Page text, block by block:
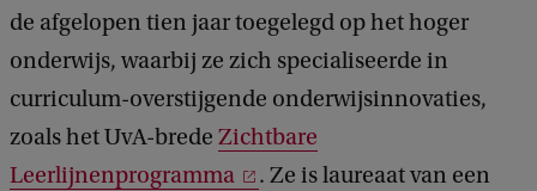
de afgelopen tien jaar toegelegd op het hoger
onderwijs, waarbij ze zich specialiseerde in
curriculum-overstijgende onderwijsinnovaties,
zoals het UvA-brede Zichtbare
Leerlijnenprogramma
. Ze is laureaat van een